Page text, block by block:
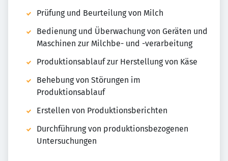
Prüfung und Beurteilung von Milch
Bedienung und Überwachung von Geräten und
Maschinen zur Milchbe- und -verarbeitung
Produktionsablauf zur Herstellung von Käse
Behebung von Störungen im
Produktionsablauf
Erstellen von Produktionsberichten
Durchführung von produktionsbezogenen
Untersuchungen